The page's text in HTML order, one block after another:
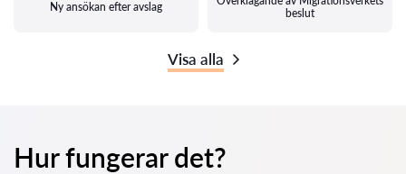
Ny ansökan efter avslag
beslut
Visa alla
Hur fungerar det?